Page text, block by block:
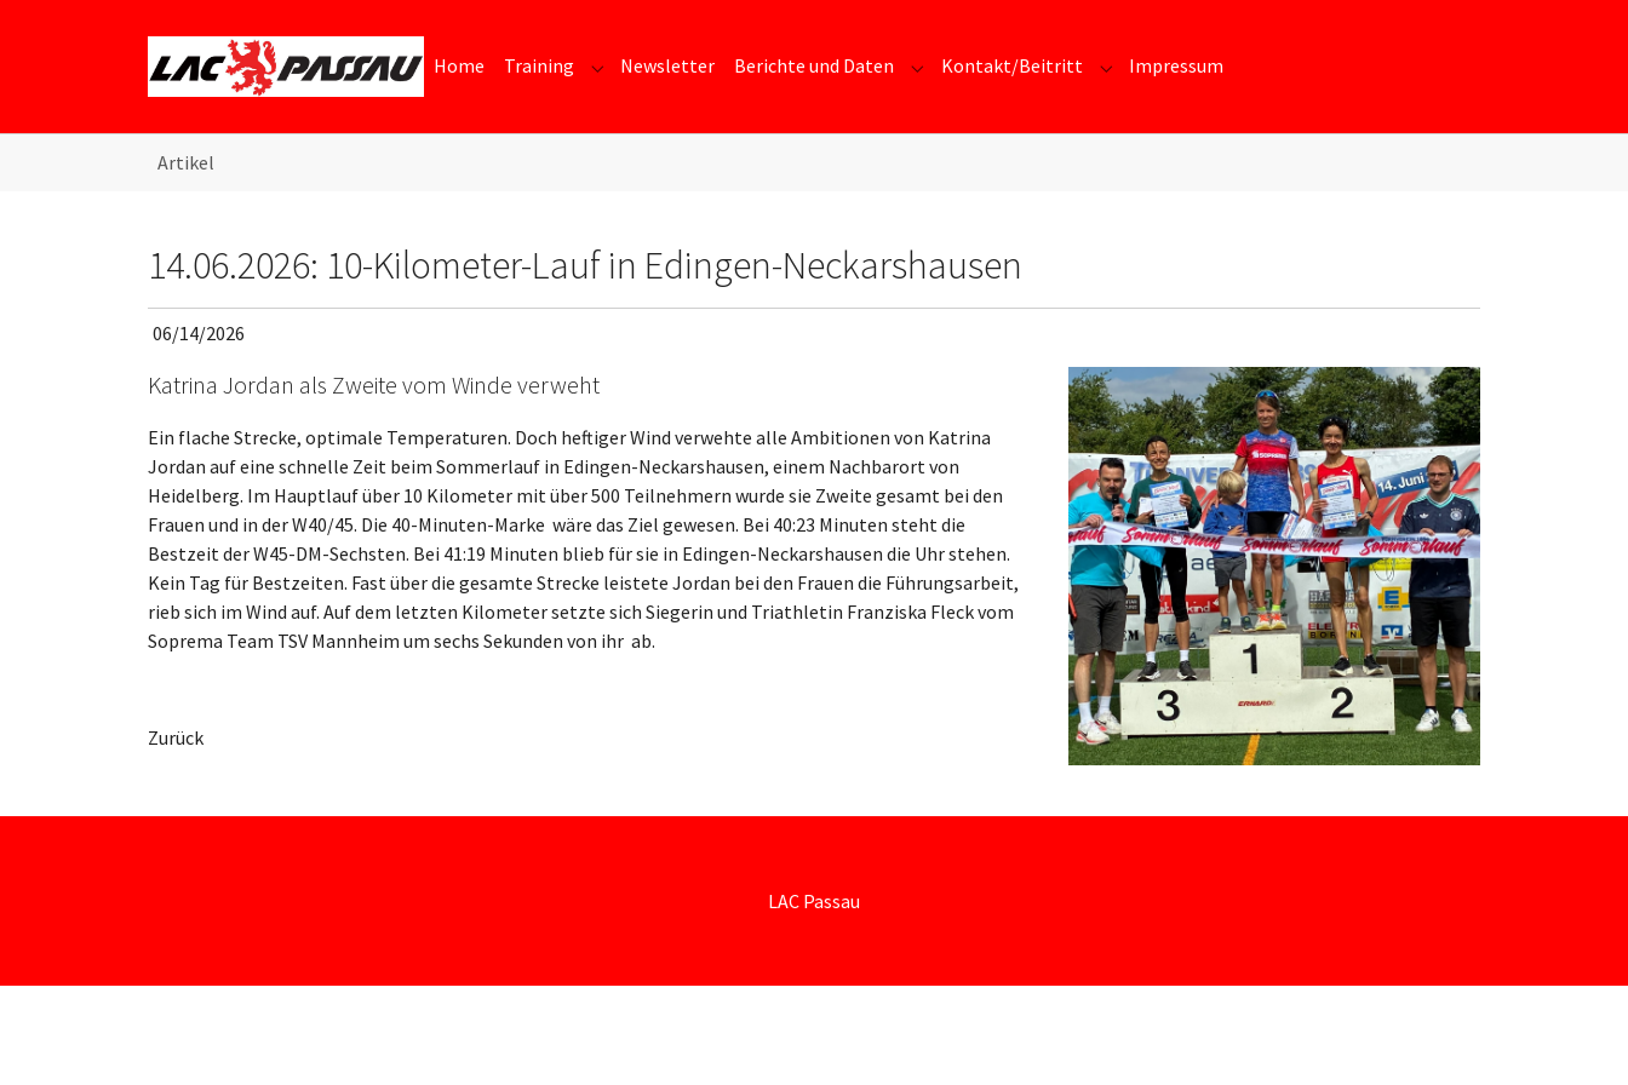
Home Training Submenu for "Training"
Newsletter Berichte und Daten Submenu for "Berichte und Daten"
Kontakt/Beitritt Submenu for "Kontakt/Beitritt"
Impressum
Artikel
14.06.2026: 10-Kilometer-Lauf in Edingen-Neckarshausen
06/14/2026
Katrina Jordan als Zweite vom Winde verweht
Ein flache Strecke, optimale Temperaturen. Doch heftiger Wind verwehte alle Ambitionen von Katrina
Jordan auf eine schnelle Zeit beim Sommerlauf in Edingen-Neckarshausen, einem Nachbarort von
Heidelberg. Im Hauptlauf über 10 Kilometer mit über 500 Teilnehmern wurde sie Zweite gesamt bei den
Frauen und in der W40/45. Die 40-Minuten-Marke wäre das Ziel gewesen. Bei 40:23 Minuten steht die
Bestzeit der W45-DM-Sechsten. Bei 41:19 Minuten blieb für sie in Edingen-Neckarshausen die Uhr stehen.
Kein Tag für Bestzeiten. Fast über die gesamte Strecke leistete Jordan bei den Frauen die Führungsarbeit,
rieb sich im Wind auf. Auf dem letzten Kilometer setzte sich Siegerin und Triathletin Franziska Fleck vom
Soprema Team TSV Mannheim um sechs Sekunden von ihr ab.
Zurück
LAC Passau